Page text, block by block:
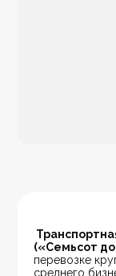
(«Семьсот
перевозке
среднего